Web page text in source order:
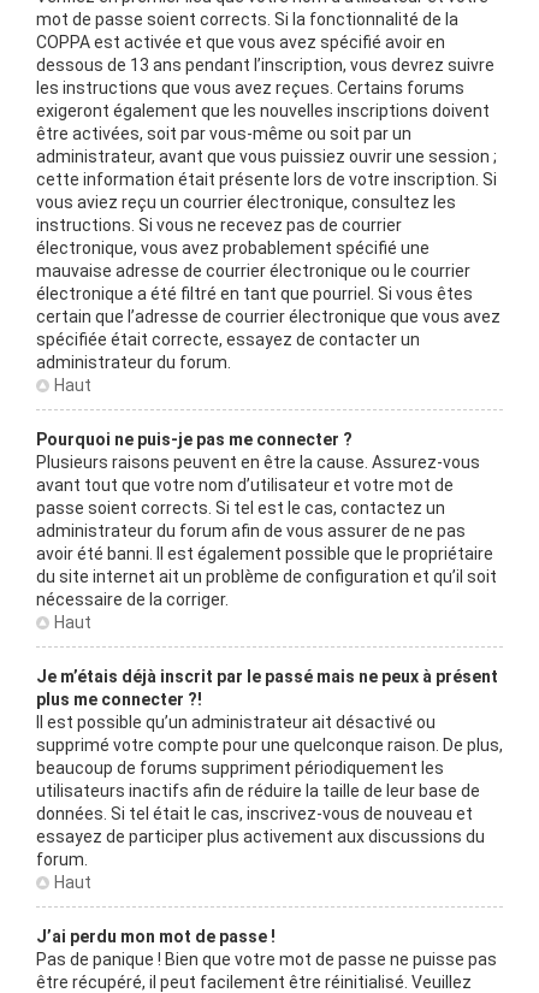
mot de passe soient corrects. Si la fonctionnalité de la
COPPA est activée et que vous avez spécifié avoir en
dessous de 13 ans pendant l’inscription, vous devrez suivre
les instructions que vous avez reçues. Certains forums
exigeront également que les nouvelles inscriptions doivent
être activées, soit par vous-même ou soit par un
administrateur, avant que vous puissiez ouvrir une session ;
cette information était présente lors de votre inscription. Si
vous aviez reçu un courrier électronique, consultez les
instructions. Si vous ne recevez pas de courrier
électronique, vous avez probablement spécifié une
mauvaise adresse de courrier électronique ou le courrier
électronique a été filtré en tant que pourriel. Si vous êtes
certain que l’adresse de courrier électronique que vous avez
spécifiée était correcte, essayez de contacter un
administrateur du forum.
Haut
Pourquoi ne puis-je pas me connecter ?
Plusieurs raisons peuvent en être la cause. Assurez-vous
avant tout que votre nom d’utilisateur et votre mot de
passe soient corrects. Si tel est le cas, contactez un
administrateur du forum afin de vous assurer de ne pas
avoir été banni. Il est également possible que le propriétaire
du site internet ait un problème de configuration et qu’il soit
nécessaire de la corriger.
Haut
Je m’étais déjà inscrit par le passé mais ne peux à présent
plus me connecter ?!
Il est possible qu’un administrateur ait désactivé ou
supprimé votre compte pour une quelconque raison. De plus,
beaucoup de forums suppriment périodiquement les
utilisateurs inactifs afin de réduire la taille de leur base de
données. Si tel était le cas, inscrivez-vous de nouveau et
essayez de participer plus activement aux discussions du
forum.
Haut
J’ai perdu mon mot de passe !
Pas de panique ! Bien que votre mot de passe ne puisse pas
être récupéré, il peut facilement être réinitialisé. Veuillez